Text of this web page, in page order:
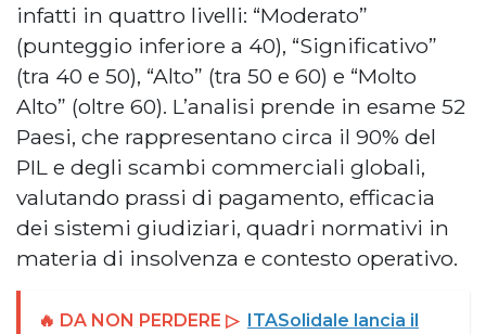
infatti in quattro livelli: “Moderato”
(punteggio inferiore a 40), “Significativo”
(tra 40 e 50), “Alto” (tra 50 e 60) e “Molto
Alto” (oltre 60). L’analisi prende in esame 52
Paesi, che rappresentano circa il 90% del
PIL e degli scambi commerciali globali,
valutando prassi di pagamento, efficacia
dei sistemi giudiziari, quadri normativi in
materia di insolvenza e contesto operativo.
🔥 DA NON PERDERE ▷ ITASolidale lancia il